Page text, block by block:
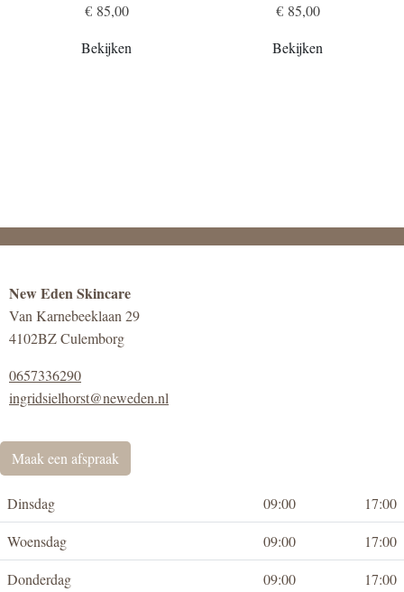
€ 85,00
Bekijken
€ 85,00
Bekijken
New Eden Skincare
Van Karnebeeklaan 29
4102BZ Culemborg
0657336290
ingridsielhorst@neweden.nl
Maak een afspraak
Dinsdag 09:00
17:00
Woensdag
09:00
17:00
Donderdag
09:00 17:00